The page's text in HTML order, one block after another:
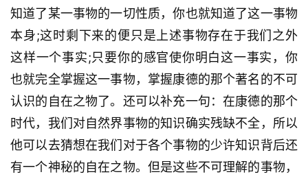
知道了某一事物的一切性质，你也就知道了这一事物
本身;这时剩下来的便只是上述事物存在于我们之外
这样一个事实;只要你的感官使你明白这一事实，你
也就完全掌握这一事物，掌握康德的那个著名的不可
认识的自在之物了。还可以补充一句：在康德的那个
时代，我们对自然界事物的知识确实残缺不全，所以
他可以去猜想在我们对于各个事物的少许知识背后还
有一个神秘的自在之物。但是这些不可理解的事物，